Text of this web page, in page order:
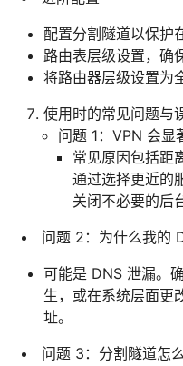
配置分割隧道以保护
路由表层级设置，确
将路由器层级设置为
使用时的常见问题与
问题 1：VPN 会显
常见原因包括距
通过选择更近的
关闭不必要的后
问题 2：为什么我的
可能是 DNS 泄漏。
生，或在系统层面更
址。
问题 3：分割隧道怎